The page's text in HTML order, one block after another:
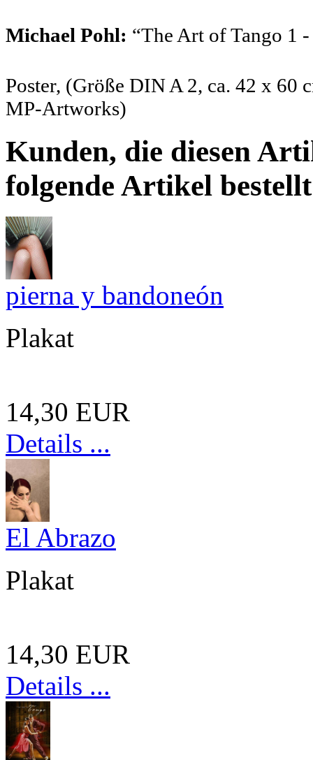
Michael Pohl: “The Art of Tango 1
Poster, (Größe DIN A 2, ca. 42 x
MP-Artworks)
Kunden, die diesen
folgende Artikel
pierna y bandoneón
Plakat
14,30 EUR
Details ...
El Abrazo
Plakat
14,30 EUR
Details ...